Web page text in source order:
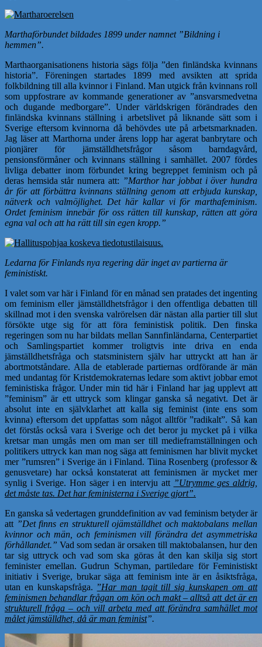
Marthaförbundet bildades 1899 under namnet ”Bildning i
hemmen”.
Marthaorganisationens historia sägs följa ”den finländska kvinnans
historia”. Föreningen startades 1899 med avsikten att sprida
folkbildning till alla kvinnor i Finland. Man utgick från kvinnans roll
som uppfostrare av kommande generationer av ”ansvarsmedvetna
och dugande medborgare”. Under världskrigen förändrades den
finländska kvinnans ställning i arbetslivet på liknande sätt som i
Sverige eftersom kvinnorna då behövdes ute på arbetsmarknaden.
Jag läser att Marthorna under årens lopp har agerat banbrytare och
pionjärer för jämställdhetsfrågor såsom barndagvård,
pensionsförmåner och kvinnans ställning i samhället. 2007 fördes
livliga debatter inom förbundet kring begreppet feminism och på
deras hemsida står numera att: ”Marthor har jobbat i över hundra
år för att förbättra kvinnans ställning genom att erbjuda kunskap,
nätverk och valmöjlighet. Det här kallar vi för marthafeminism.
Ordet feminism innebär för oss rätten till kunskap, rätten att göra
egna val och att ha rätt till sin egen kropp.”
Ledarna för Finlands nya regering där inget av partierna är
feministiskt.
I valet som var här i Finland för en månad sen pratades det ingenting
om feminism eller jämställdhetsfrågor i den offentliga debatten till
skillnad mot i den svenska valrörelsen där nästan alla partier till slut
försökte utge sig för att föra feministisk politik. Den finska
regeringen som nu har bildats mellan Sannfinländarna, Centerpartiet
och Samlingspartiet kommer troligtvis inte driva en enda
jämställdhetsfråga och statsministern själv har uttryckt att han är
abortmotståndare. Alla de etablerade partiernas ordförande är män
med undantag för Kristdemokraternas ledare som aktivt jobbar emot
feministiska frågor. Under min tid här i Finland har jag upplevt att
”feminism” är ett uttryck som klingar ganska så negativt. Det är
absolut inte en självklarhet att kalla sig feminist (inte ens som
kvinna) eftersom det uppfattas som något alltför ”radikalt”. Så kan
det förstås också vara i Sverige och det beror ju mycket på i vilka
kretsar man umgås men om man ser till medieframställningen och
politikers uttryck kan man nog säga att feminismen har blivit mycket
mer ”rumsren” i Sverige än i Finland. Tiina Rosenberg (professor &
genusvetare) har också konstaterat att feminismen är mycket mer
synlig i Sverige. Hon säger i en intervju att ”Utrymme ges aldrig,
det måste tas. Det har feministerna i Sverige gjort”.
En ganska så vedertagen grunddefinition av vad feminism betyder är
att ”Det finns en strukturell ojämställdhet och maktobalans mellan
kvinnor och män, och feminismen vill förändra det asymmetriska
förhållandet.” Vad som sedan är orsaken till maktobalansen, hur den
tar sig uttryck och vad som ska göras åt den kan skilja sig stort
feminister emellan. Gudrun Schyman, partiledare för Feministiskt
initiativ i Sverige, brukar säga att feminism inte är en åsiktsfråga,
utan en kunskapsfråga. ”Har man tagit till sig kunskapen om att
feminismen behandlar frågan om kön och makt – alltså att det är en
strukturell fråga – och vill arbeta med att förändra samhället mot
målet jämställdhet, då är man feminist”.